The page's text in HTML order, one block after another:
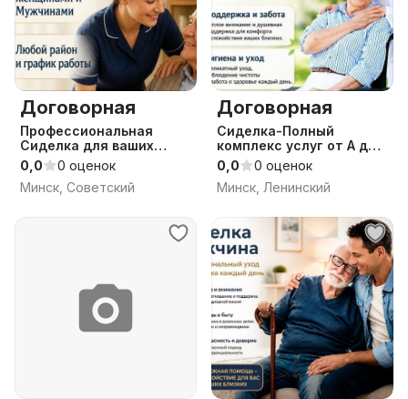
Договорная
Профессиональная
Сиделка для ваших
близких.
0,0
0 оценок
Минск, Советский
Договорная
Сиделка-Полный
комплекс услуг от А до
Я.Опыт работы 12 лет.
0,0
0 оценок
Минск, Ленинский